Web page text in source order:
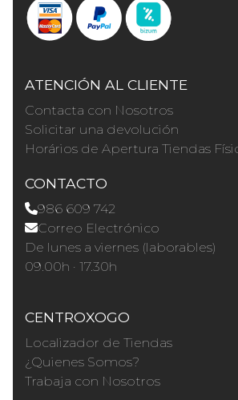
ATENCIÓN AL CLIENTE
Contacta con Nosotros
Solicitar una devolución
Horários de Apertura Tiendas
CONTACTO
986 609 742
Correo Electrónico
De lunes a viernes (laborables)
09.00h · 17.30h
CENTROXOGO
Localizador de Tiendas
¿Quienes Somos?
Trabaja con Nosotros